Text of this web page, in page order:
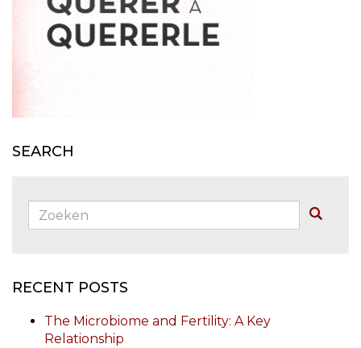
SEARCH
Zoeken:
RECENT POSTS
The Microbiome and Fertility: A Key
Relationship